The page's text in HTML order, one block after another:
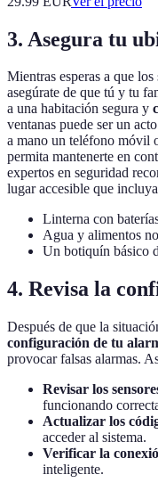
3. Asegura tu
Mientras esperas a que
asegúrate de que tú y tu
a una habitación segura y
ventanas puede ser un
a mano un teléfono móvil
permita mantenerte en
expertos en seguridad
lugar accesible que
Linterna con
Agua y alimentos
Un botiquín básico
4. Revisa la
Después de que la
configuración de tu
provocar falsas alarmas.
Revisar los
funcionando
Actualizar los
acceder al sistema.
Verificar la
inteligente.